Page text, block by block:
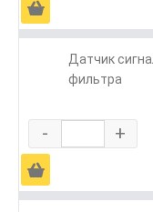
Ä
Датчик
фильтра
- +
Ä